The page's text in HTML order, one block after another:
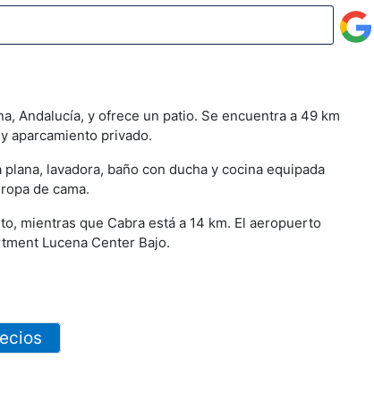
Andalucía, y ofrece un patio. Se encuentra a 49 km
aparcamiento privado.
lavadora, baño con ducha y cocina equipada
de cama.
mientras que Cabra está a 14 km. El aeropuerto
Lucena Center Bajo.